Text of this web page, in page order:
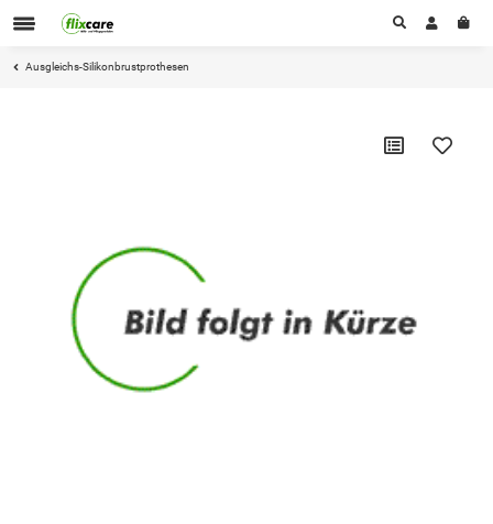
Ausgleichs-Silikonbrustprothesen